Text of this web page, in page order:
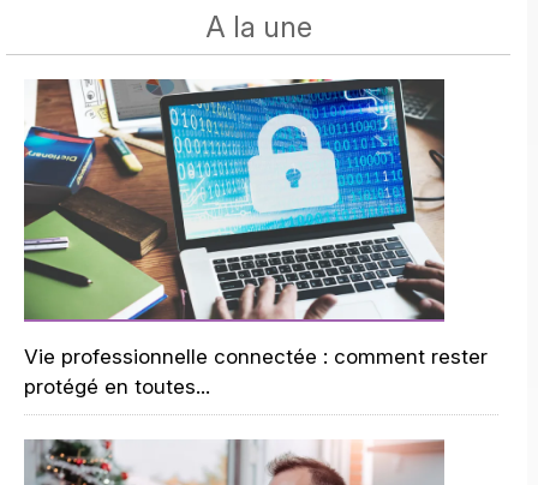
A la une
Vie professionnelle connectée : comment rester
protégé en toutes...